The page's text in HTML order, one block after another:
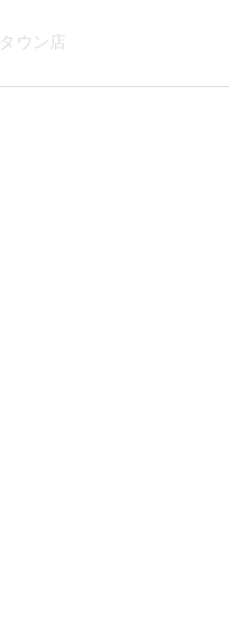
タウン店